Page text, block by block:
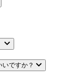
ですか？